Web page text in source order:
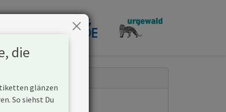
die
glänzen
So siehst Du